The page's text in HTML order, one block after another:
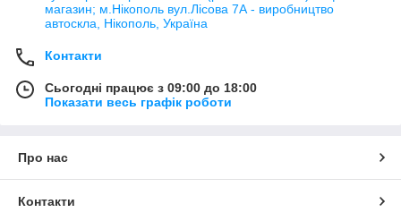
магазин; м.Нікополь вул.Лісова 7А - виробництво
автоскла, Нікополь, Україна
Контакти
Сьогодні працює з 09:00 до 18:00
Показати весь графік роботи
Про нас
Контакти